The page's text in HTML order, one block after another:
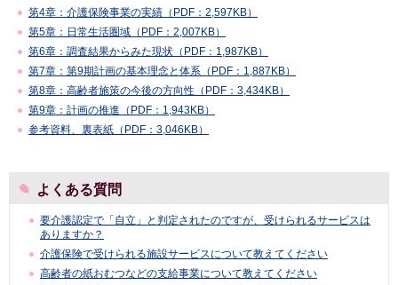
第4章：介護保険事業の実績（PDF：2,597KB）
第5章：日常生活圏域（PDF：2,007KB）
第6章：調査結果からみた現状（PDF：1,987KB）
第7章：第9期計画の基本理念と体系（PDF：1,887KB）
第8章：高齢者施策の今後の方向性（PDF：3,434KB）
第9章：計画の推進（PDF：1,943KB）
参考資料、裏表紙（PDF：3,046KB）
よくある質問
要介護認定で「自立」と判定されたのですが、受けられるサービスは
ありますか？
介護保険で受けられる施設サービスについて教えてください
高齢者の紙おむつなどの支給事業について教えてください